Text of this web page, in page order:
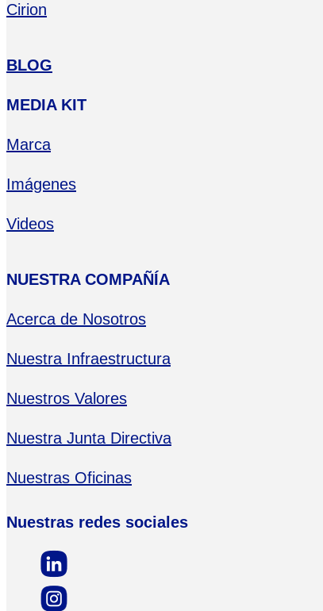
Cirion
BLOG
MEDIA KIT
Marca
Imágenes
Videos
NUESTRA COMPAÑÍA
Acerca de Nosotros
Nuestra Infraestructura
Nuestros Valores
Nuestra Junta Directiva
Nuestras Oficinas
Nuestras redes sociales